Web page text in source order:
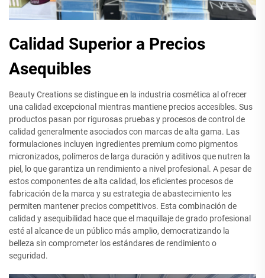
Calidad Superior a Precios
Asequibles
Beauty Creations se distingue en la industria cosmética al ofrecer
una calidad excepcional mientras mantiene precios accesibles. Sus
productos pasan por rigurosas pruebas y procesos de control de
calidad generalmente asociados con marcas de alta gama. Las
formulaciones incluyen ingredientes premium como pigmentos
micronizados, polímeros de larga duración y aditivos que nutren la
piel, lo que garantiza un rendimiento a nivel profesional. A pesar de
estos componentes de alta calidad, los eficientes procesos de
fabricación de la marca y su estrategia de abastecimiento les
permiten mantener precios competitivos. Esta combinación de
calidad y asequibilidad hace que el maquillaje de grado profesional
esté al alcance de un público más amplio, democratizando la
belleza sin comprometer los estándares de rendimiento o
seguridad.